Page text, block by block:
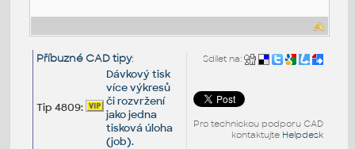
Sdílet na:
Pro technickou podporu CAD
kontaktujte Helpdesk
Příbuzné CAD tipy:
Tip 4809:
Dávkový tisk
více výkresů
či rozvržení
jako jedna
tisková úloha
(job).